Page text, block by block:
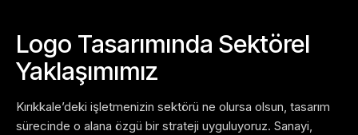
Logo Tasarımında Sektörel
Yaklaşımımız
Kırıkkale’deki işletmenizin sektörü ne olursa olsun, tasarım
sürecinde o alana özgü bir strateji uyguluyoruz. Sanayi,